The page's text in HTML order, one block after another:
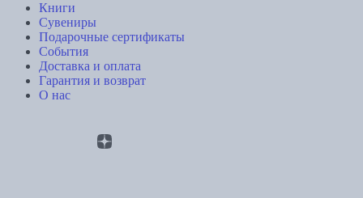
Книги
Сувениры
Подарочные сертификаты
События
Доставка и оплата
Гарантия и возврат
О нас